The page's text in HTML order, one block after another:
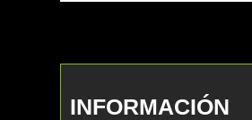
INFORMACIÓN